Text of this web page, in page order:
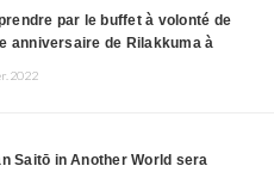
par le buffet à volonté de
anniversaire de Rilakkuma à
Saitō in Another World sera